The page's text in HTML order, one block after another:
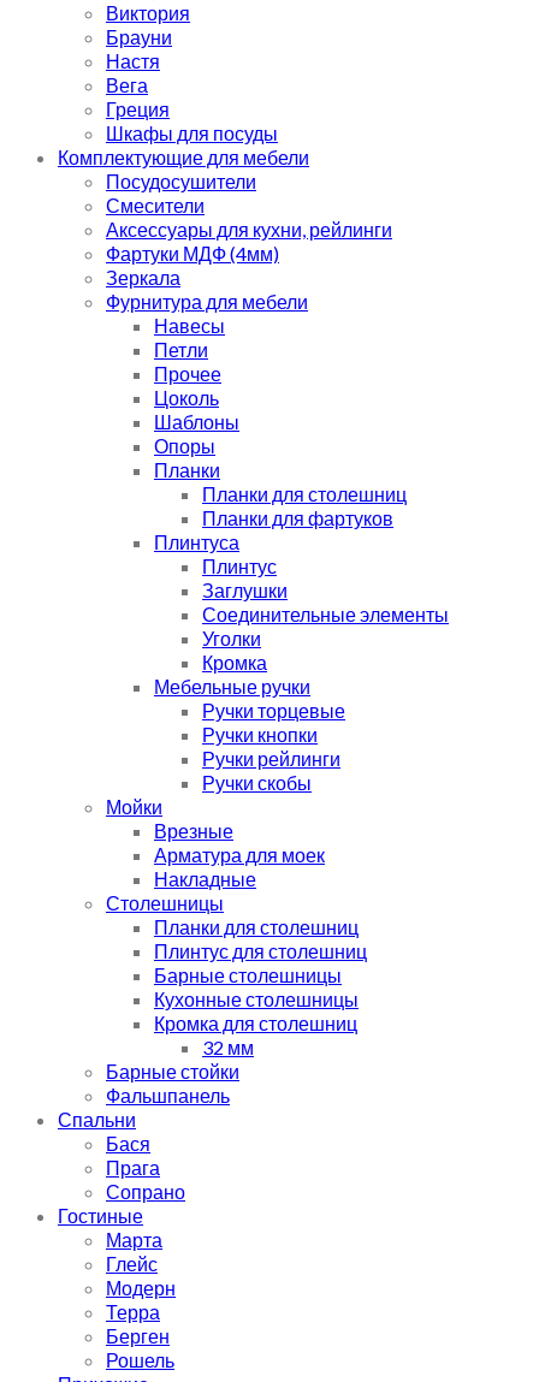
Виктория
Брауни
Настя
Вега
Греция
Шкафы для посуды
Комплектующие для мебели
Посудосушители
Смесители
Аксессуары для кухни, рейлинги
Фартуки МДФ (4мм)
Зеркала
Фурнитура для мебели
Навесы
Петли
Прочее
Цоколь
Шаблоны
Опоры
Планки
Планки для столешниц
Планки для фартуков
Плинтуса
Плинтус
Заглушки
Соединительные элементы
Уголки
Кромка
Мебельные ручки
Ручки торцевые
Ручки кнопки
Ручки рейлинги
Ручки скобы
Мойки
Врезные
Арматура для моек
Накладные
Столешницы
Планки для столешниц
Плинтус для столешниц
Барные столешницы
Кухонные столешницы
Кромка для столешниц
32 мм
Барные стойки
Фальшпанель
Спальни
Бася
Прага
Сопрано
Гостиные
Марта
Глейс
Модерн
Терра
Берген
Рошель